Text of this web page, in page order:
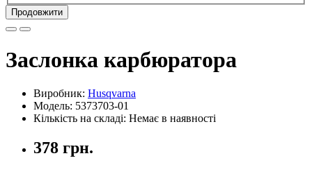
Продовжити
Заслонка карбюратора
Виробник: Husqvarna
Модель: 5373703-01
Кількість на складі: Немає в наявності
378 грн.